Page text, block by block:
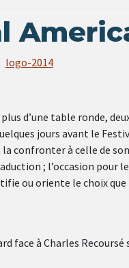
d’une table ronde,
jours avant le
confronter à celle de son
; l’occasion pour
ou oriente le choix
face à Charles